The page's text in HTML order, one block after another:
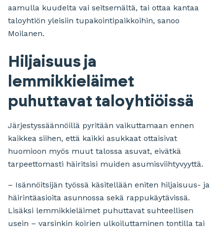
aamulla kuudelta vai seitsemältä, tai ottaa kantaa
taloyhtiön yleisiin tupakointipaikkoihin, sanoo
Moilanen.
Hiljaisuus ja
lemmikkieläimet
puhuttavat taloyhtiöissä
Järjestyssäännöillä pyritään vaikuttamaan ennen
kaikkea siihen, että kaikki asukkaat ottaisivat
huomioon myös muut talossa asuvat, eivätkä
tarpeettomasti häiritsisi muiden asumisviihtyvyyttä.
– Isännöitsijän työssä käsitellään eniten hiljaisuus- ja
häirintäasioita asunnossa sekä rappukäytävissä.
Lisäksi lemmikkieläimet puhuttavat suhteellisen
usein – varsinkin koirien ulkoiluttaminen tontilla tai